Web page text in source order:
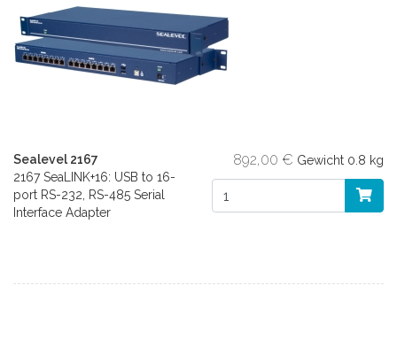
Sealevel 2167
2167 SeaLINK+16: USB to 16-
port RS-232, RS-485 Serial
Interface Adapter
892,00 € Gewicht 0.8 kg